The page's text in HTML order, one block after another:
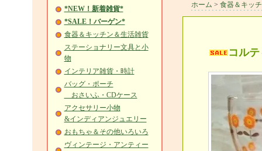
*NEW！新着雑貨*
*SALE！バーゲン*
食器＆キッチン＆生活雑貨
ステーショナリー文具と小
物
インテリア雑貨・時計
バッグ・ポーチ
おさいふ・CDケース
アクセサリー小物
&インディアンジュエリー
おもちゃ＆その他いろいろ
ヴィンテージ・アンティー
ホーム > 食器＆キッ
コル